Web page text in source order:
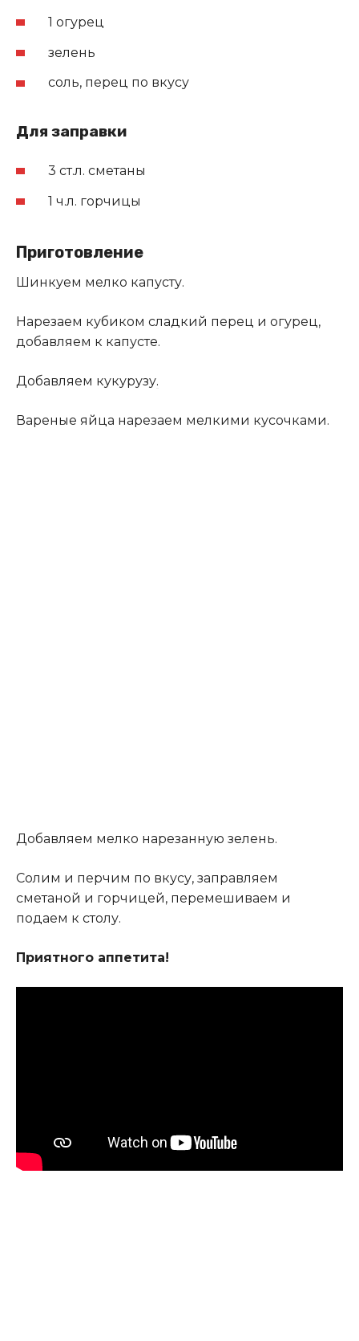
1 огурец
зелень
соль, перец по вкусу
Для заправки
3 ст.л. сметаны
1 ч.л. горчицы
Приготовление
Шинкуем мелко капусту.
Нарезаем кубиком сладкий перец и огурец,
добавляем к капусте.
Добавляем кукурузу.
Вареные яйца нарезаем мелкими кусочками.
Добавляем мелко нарезанную зелень.
Солим и перчим по вкусу, заправляем
сметаной и горчицей, перемешиваем и
подаем к столу.
Приятного аппетита!